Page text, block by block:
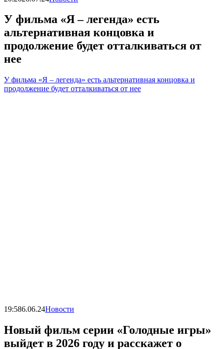
У фильма «Я – легенда» есть
альтернативная концовка и
продолжение будет отталкиваться от
нее
У фильма «Я – легенда» есть альтернативная концовка и
продолжение будет отталкиваться от нее
19:586.06.24Новости
Новый фильм серии «Голодные игры»
выйдет в 2026 году и расскажет о